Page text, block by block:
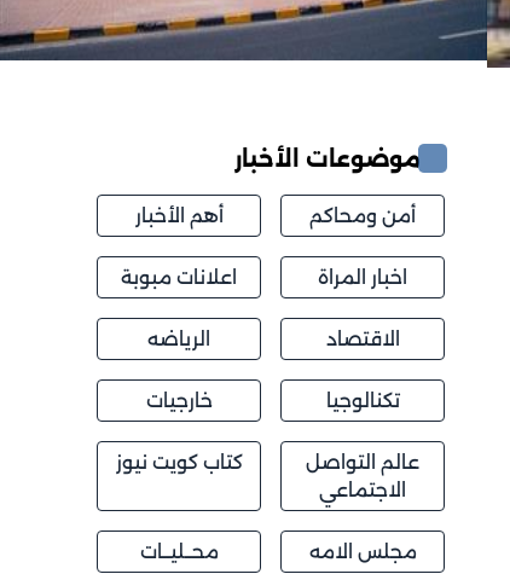
موضوعات الأخبار
أمن ومحاكم أهم الأخبار
اخبار المراة اعلانات مبوبة
الاقتصاد الرياضه
تكنالوجيا خارجيات
عالم التواصل
الاجتماعي
كتاب كويت نيوز
مجلس الامه محــليــات